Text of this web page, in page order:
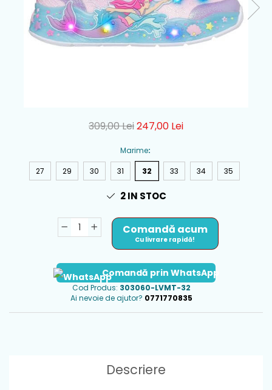
309,00 Lei247,00 Lei
Marime:
27
29 30 31 32 33 34 35
2IN STOC
Comandă acum
Cu livrare rapidă!
Comandă prin WhatsApp
Cod Produs: 303060-LVMT-32
Ai nevoie de ajutor? 0771770835
Descriere